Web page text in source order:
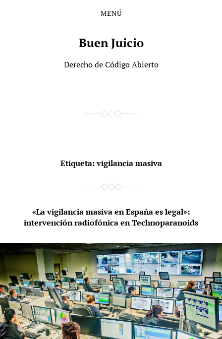
MENÚ
Buen Juicio
Derecho de Código Abierto
Etiqueta:vigilancia masiva
«La vigilancia masiva en España es legal»:
intervención radiofónica en Technoparanoids